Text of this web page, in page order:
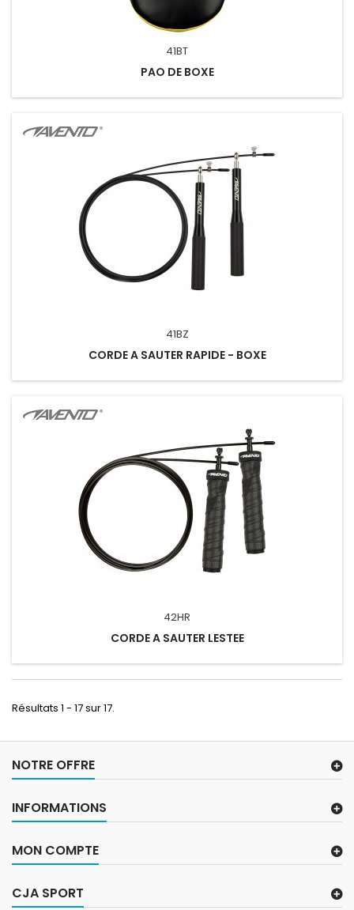
41BT
PAO DE BOXE
41BZ
CORDE A SAUTER RAPIDE - BOXE
42HR
CORDE A SAUTER LESTEE
Résultats 1 - 17 sur 17.
NOTRE OFFRE
INFORMATIONS
MON COMPTE
CJA SPORT